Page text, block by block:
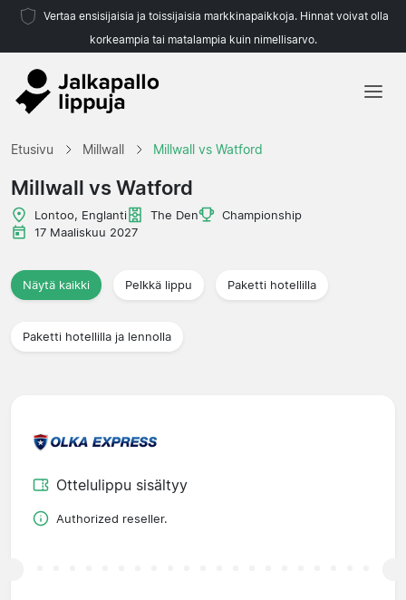
Vertaa ensisijaisia ja toissijaisia markkinapaikkoja. Hinnat voivat olla
korkeampia tai matalampia kuin nimellisarvo.
Etusivu Millwall Millwall vs Watford
Millwall vs Watford
Lontoo, Englanti The Den
Championship
17 Maaliskuu 2027
Näytä kaikki Pelkkä lippu Paketti hotellilla
Paketti hotellilla ja lennolla
Ottelulippu sisältyy
Authorized reseller.